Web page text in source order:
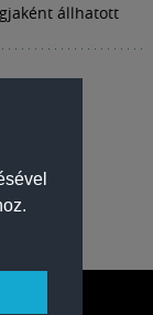
állhatott